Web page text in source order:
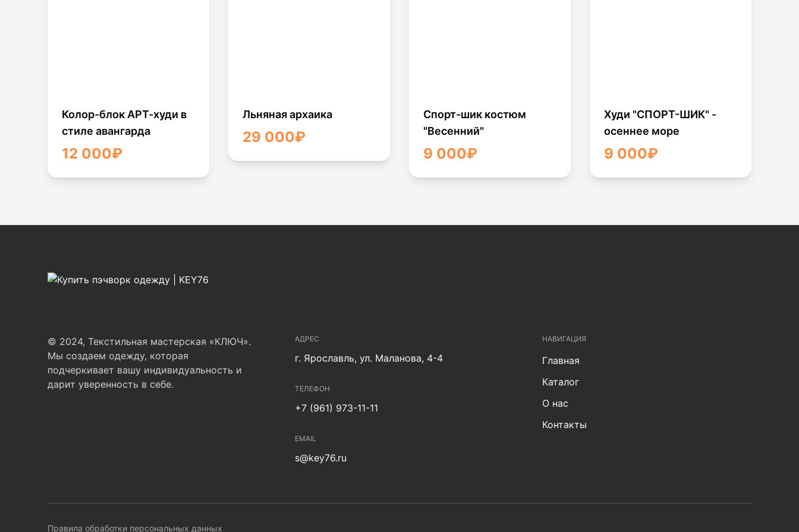
Колор-блок АРТ-худи в
стиле авангарда
12 000₽
Льняная архаика
29 000₽
Спорт-шик костюм
"Весенний"
9 000₽
Худи "СПОРТ-ШИК" -
осеннее море
9 000₽
© 2024, Текстильная мастерская «КЛЮЧ».
Мы создаем одежду, которая
подчеркивает вашу индивидуальность и
дарит уверенность в себе.
АДРЕС
г. Ярославль, ул. Маланова, 4-4
ТЕЛЕФОН
+7 (961) 973-11-11
EMAIL
s@key76.ru
НАВИГАЦИЯ
Главная
Каталог
О нас
Контакты
Правила обработки персональных данных